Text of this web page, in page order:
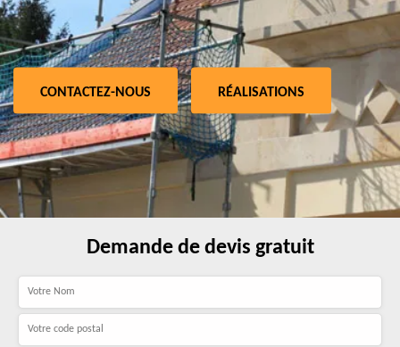
CONTACTEZ-NOUS RÉALISATIONS
Demande de devis gratuit